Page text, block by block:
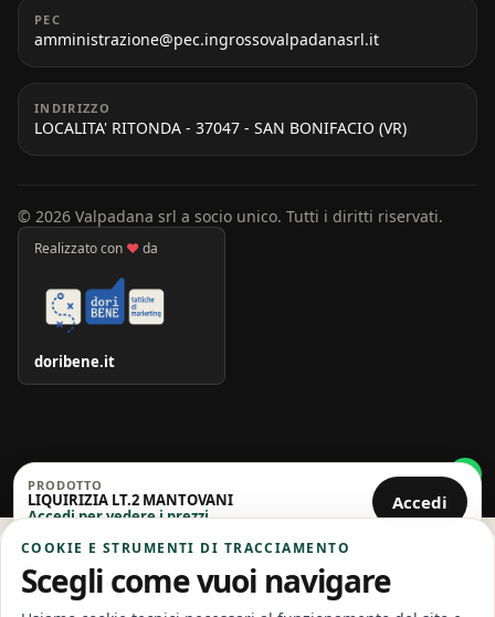
Home Categorie Offerte Carrello Account
PEC
amministrazione@pec.ingrossovalpadanasrl.it
INDIRIZZO
LOCALITA' RITONDA - 37047 - SAN BONIFACIO (VR)
© 2026 Valpadana srl a socio unico. Tutti i diritti riservati.
Realizzato con ♥da
doribene.it
COOKIE E STRUMENTI DI TRACCIAMENTO
Scegli come vuoi navigare
PRODOTTO
LIQUIRIZIA LT.2 MANTOVANI
Accedi per vedere i prezzi
Accedi